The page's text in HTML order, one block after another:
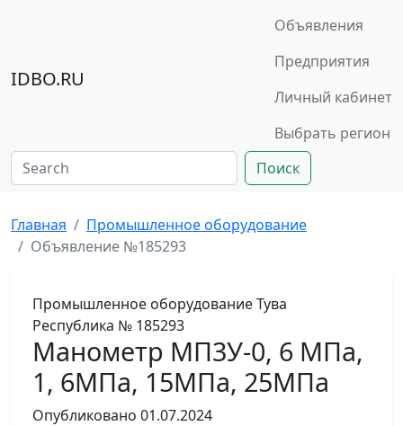
IDBO.RU
Объявления
Предприятия
Личный кабинет
Выбрать регион
Поиск
Главная
Промышленное оборудование
Объявление №185293
Промышленное оборудованиеТува
Республика № 185293
Манометр МП3У-0, 6 МПа,
1, 6МПа, 15МПа, 25МПа
Опубликовано 01.07.2024